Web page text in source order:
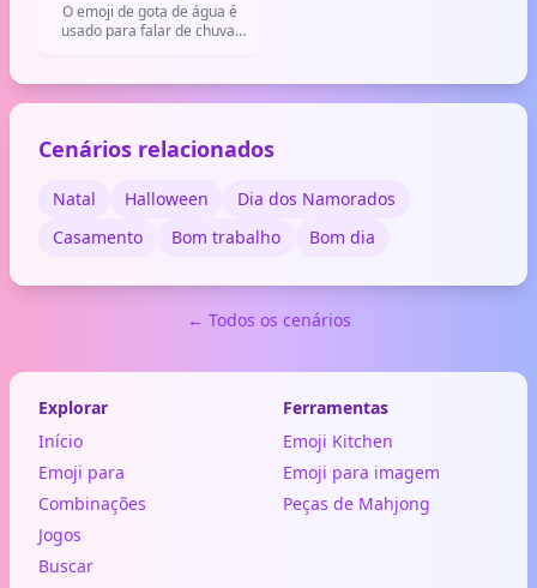
O emoji de gota de água é
usado para falar de chuva,
Cenários relacionados
Natal Halloween
Dia dos Namorados
Casamento
Bom trabalho Bom dia
← Todos os cenários
Explorar
Início
Emoji para
Combinações
Jogos
Buscar
Ferramentas
Emoji Kitchen
Emoji para imagem
Peças de Mahjong